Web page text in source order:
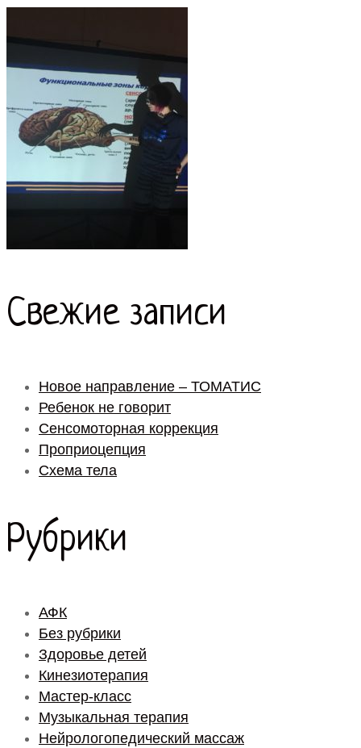
Свежие записи
Новое направление – ТОМАТИС
Ребенок не говорит
Сенсомоторная коррекция
Проприоцепция
Схема тела
Рубрики
АФК
Без рубрики
Здоровье детей
Кинезиотерапия
Мастер-класс
Музыкальная терапия
Нейрологопедический массаж